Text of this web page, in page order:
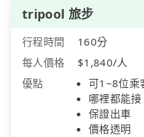
tripool 旅步
行程時間
160分
每人價格
$1,840/人
優點
可1~8位乘
哪裡都能接
保證出車
價格透明